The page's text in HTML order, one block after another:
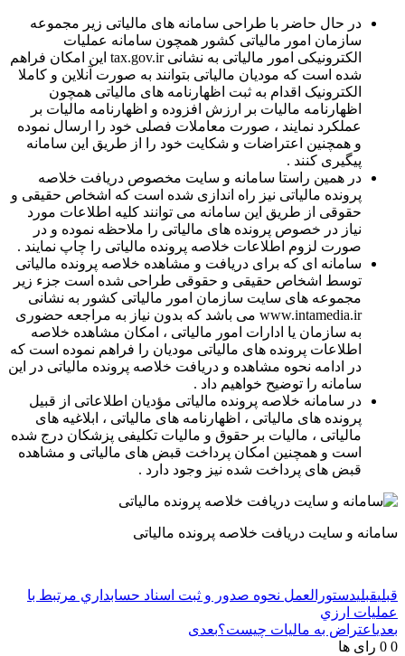
در حال حاضر با طراحی سامانه های مالیاتی زیر مجموعه
سازمان امور مالیاتی کشور همچون سامانه عملیات
الکترونیکی امور مالیاتی به نشانی tax.gov.ir این امکان فراهم
شده است که مودیان مالیاتی بتوانند به صورت آنلاین و کاملا
الکترونیک اقدام به ثبت اظهارنامه های مالیاتی همچون
اظهارنامه مالیات بر ارزش افزوده و اظهارنامه مالیات بر
عملکرد نمایند ، صورت معاملات فصلی خود را ارسال نموده
و همچنین اعتراضات و شکایت خود را از طریق این سامانه
پیگیری کنند .
در همین راستا سامانه و سایت مخصوص دریافت خلاصه
پرونده مالیاتی نیز راه اندازی شده است که اشخاص حقیقی و
حقوقی از طریق این سامانه می توانند کلیه اطلاعات مورد
نیاز در خصوص پرونده های مالیاتی را ملاحظه نموده و در
صورت لزوم اطلاعات خلاصه پرونده مالیاتی را چاپ نمایند .
سامانه ای که برای دریافت و مشاهده خلاصه پرونده مالیاتی
توسط اشخاص حقیقی و حقوقی طراحی شده است جزء زیر
مجموعه های سایت سازمان امور مالیاتی کشور به نشانی
www.intamedia.ir می باشد که بدون نیاز به مراجعه حضوری
به سازمان یا ادارات امور مالیاتی ، امکان مشاهده خلاصه
اطلاعات پرونده های مالیاتی مودیان را فراهم نموده است که
در ادامه نحوه مشاهده و دریافت خلاصه پرونده مالیاتی در این
سامانه را توضیح خواهیم داد .
در سامانه خلاصه پرونده مالیاتی مؤدیان اطلاعاتی از قبیل
پرونده های مالیاتی ، اظهارنامه های مالیاتی ، ابلاغیه های
مالیاتی ، مالیات بر حقوق و مالیات تکلیفی پزشکان درج شده
است و همچنین امکان پرداخت قبض های مالیاتی و مشاهده
قبض های پرداخت شده نیز وجود دارد .
سامانه و سایت دریافت خلاصه پرونده مالیاتی
قبلیقبلیدستورالعمل نحوه صدور و ثبت اسناد حسابداري مرتبط با
عمليات ارزي
بعدیاعتراض به مالیات چیست؟بعدی
0
0 رای ها